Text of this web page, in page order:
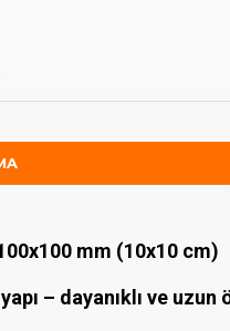
mm (10x10 cm)
– dayanıklı ve uzun